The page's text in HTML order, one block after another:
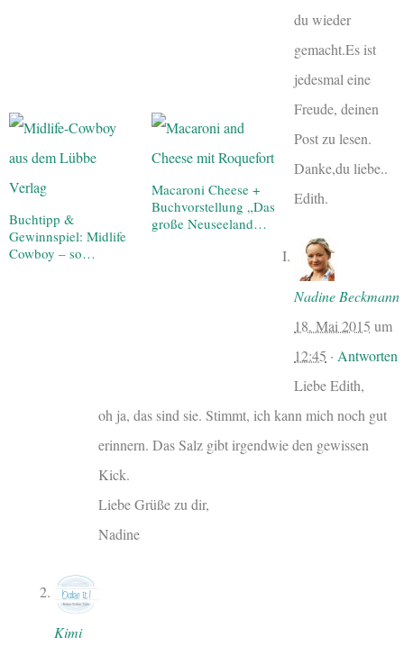
Buchtipp &
Gewinnspiel: Midlife
Cowboy – so…
Macaroni Cheese +
Buchvorstellung „Das
große Neuseeland…
du wieder
gemacht.Es ist
jedesmal eine
Freude, deinen
Post zu lesen.
Danke,du liebe..
Edith.
Nadine Beckmann
18. Mai 2015 um
12:45 · Antworten
Liebe Edith,
oh ja, das sind sie. Stimmt, ich kann mich noch gut
erinnern. Das Salz gibt irgendwie den gewissen
Kick.
Liebe Grüße zu dir,
Nadine
Kimi